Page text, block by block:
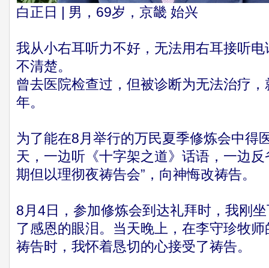
白正日 | 男，69岁，京畿 始兴
我从小右耳听力不好，无法用右耳接听
不清楚。
曾去医院检查过，但被诊断为无法治疗
年。
为了能在8月举行的万民夏季修炼会中得
天，一边听《十字架之道》话语，一边
期但以理彻夜祷告会”，向神悔改祷告。
8月4日，参加修炼会到达礼拜时，我刚
了感恩的眼泪。当天晚上，在李守珍牧
祷告时，我怀着恳切的心接受了祷告。